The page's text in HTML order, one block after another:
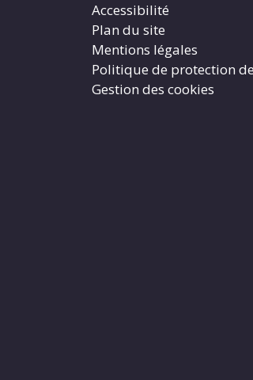
Accessibilité
Plan du site
Mentions légales
Politique de protection
Gestion des cookies